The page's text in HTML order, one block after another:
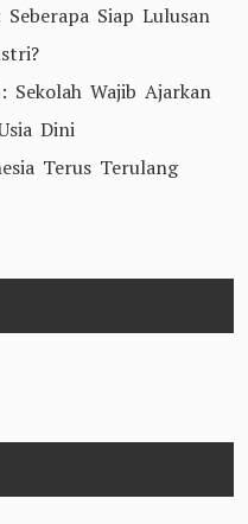
Siap Lulusan
Wajib Ajarkan
Dini
Terus Terulang